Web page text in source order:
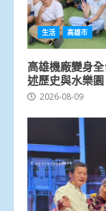
生活 高雄市
高雄機廠變身
述歷史與水樂園
2026-08-09